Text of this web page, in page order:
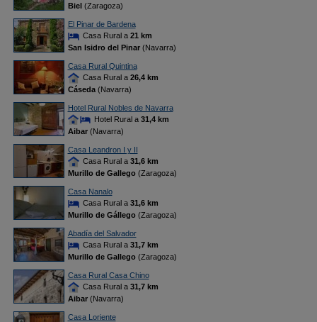
Biel(Zaragoza)
El Pinar de Bardena
Casa Rural a 21 km
San Isidro del Pinar(Navarra)
Casa Rural Quintina
Casa Rural a 26,4 km
Cáseda(Navarra)
Hotel Rural Nobles de Navarra
Hotel Rural a 31,4 km
Aibar(Navarra)
Casa Leandron I y II
Casa Rural a 31,6 km
Murillo de Gallego(Zaragoza)
Casa Nanalo
Casa Rural a 31,6 km
Murillo de Gállego(Zaragoza)
Abadía del Salvador
Casa Rural a 31,7 km
Murillo de Gallego(Zaragoza)
Casa Rural Casa Chino
Casa Rural a 31,7 km
Aibar(Navarra)
Casa Loriente